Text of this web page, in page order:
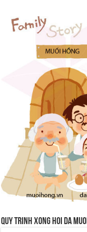
QUY TRINH XONG HOI DA MUOI